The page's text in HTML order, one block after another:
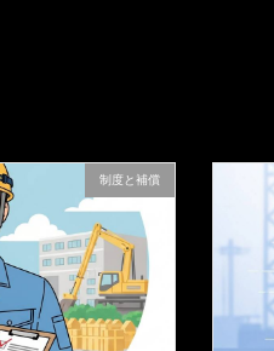
制度と補償